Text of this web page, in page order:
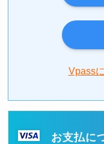
Vpass
お支払に